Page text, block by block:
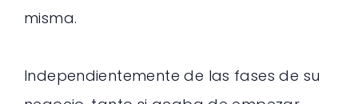
misma.
Independientemente de las fases de su